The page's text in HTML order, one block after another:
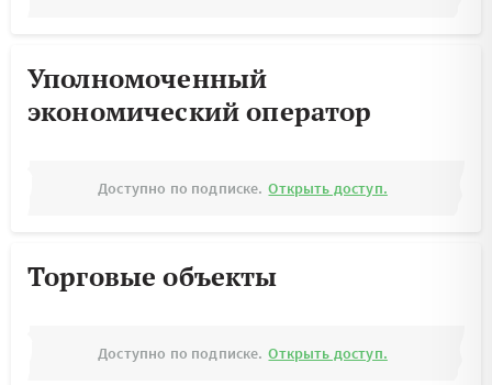
Уполномоченный
экономический оператор
Доступно по подписке. Открыть доступ.
Торговые объекты
Доступно по подписке. Открыть доступ.